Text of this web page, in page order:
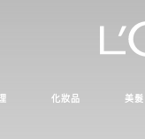
化妝品 美髮